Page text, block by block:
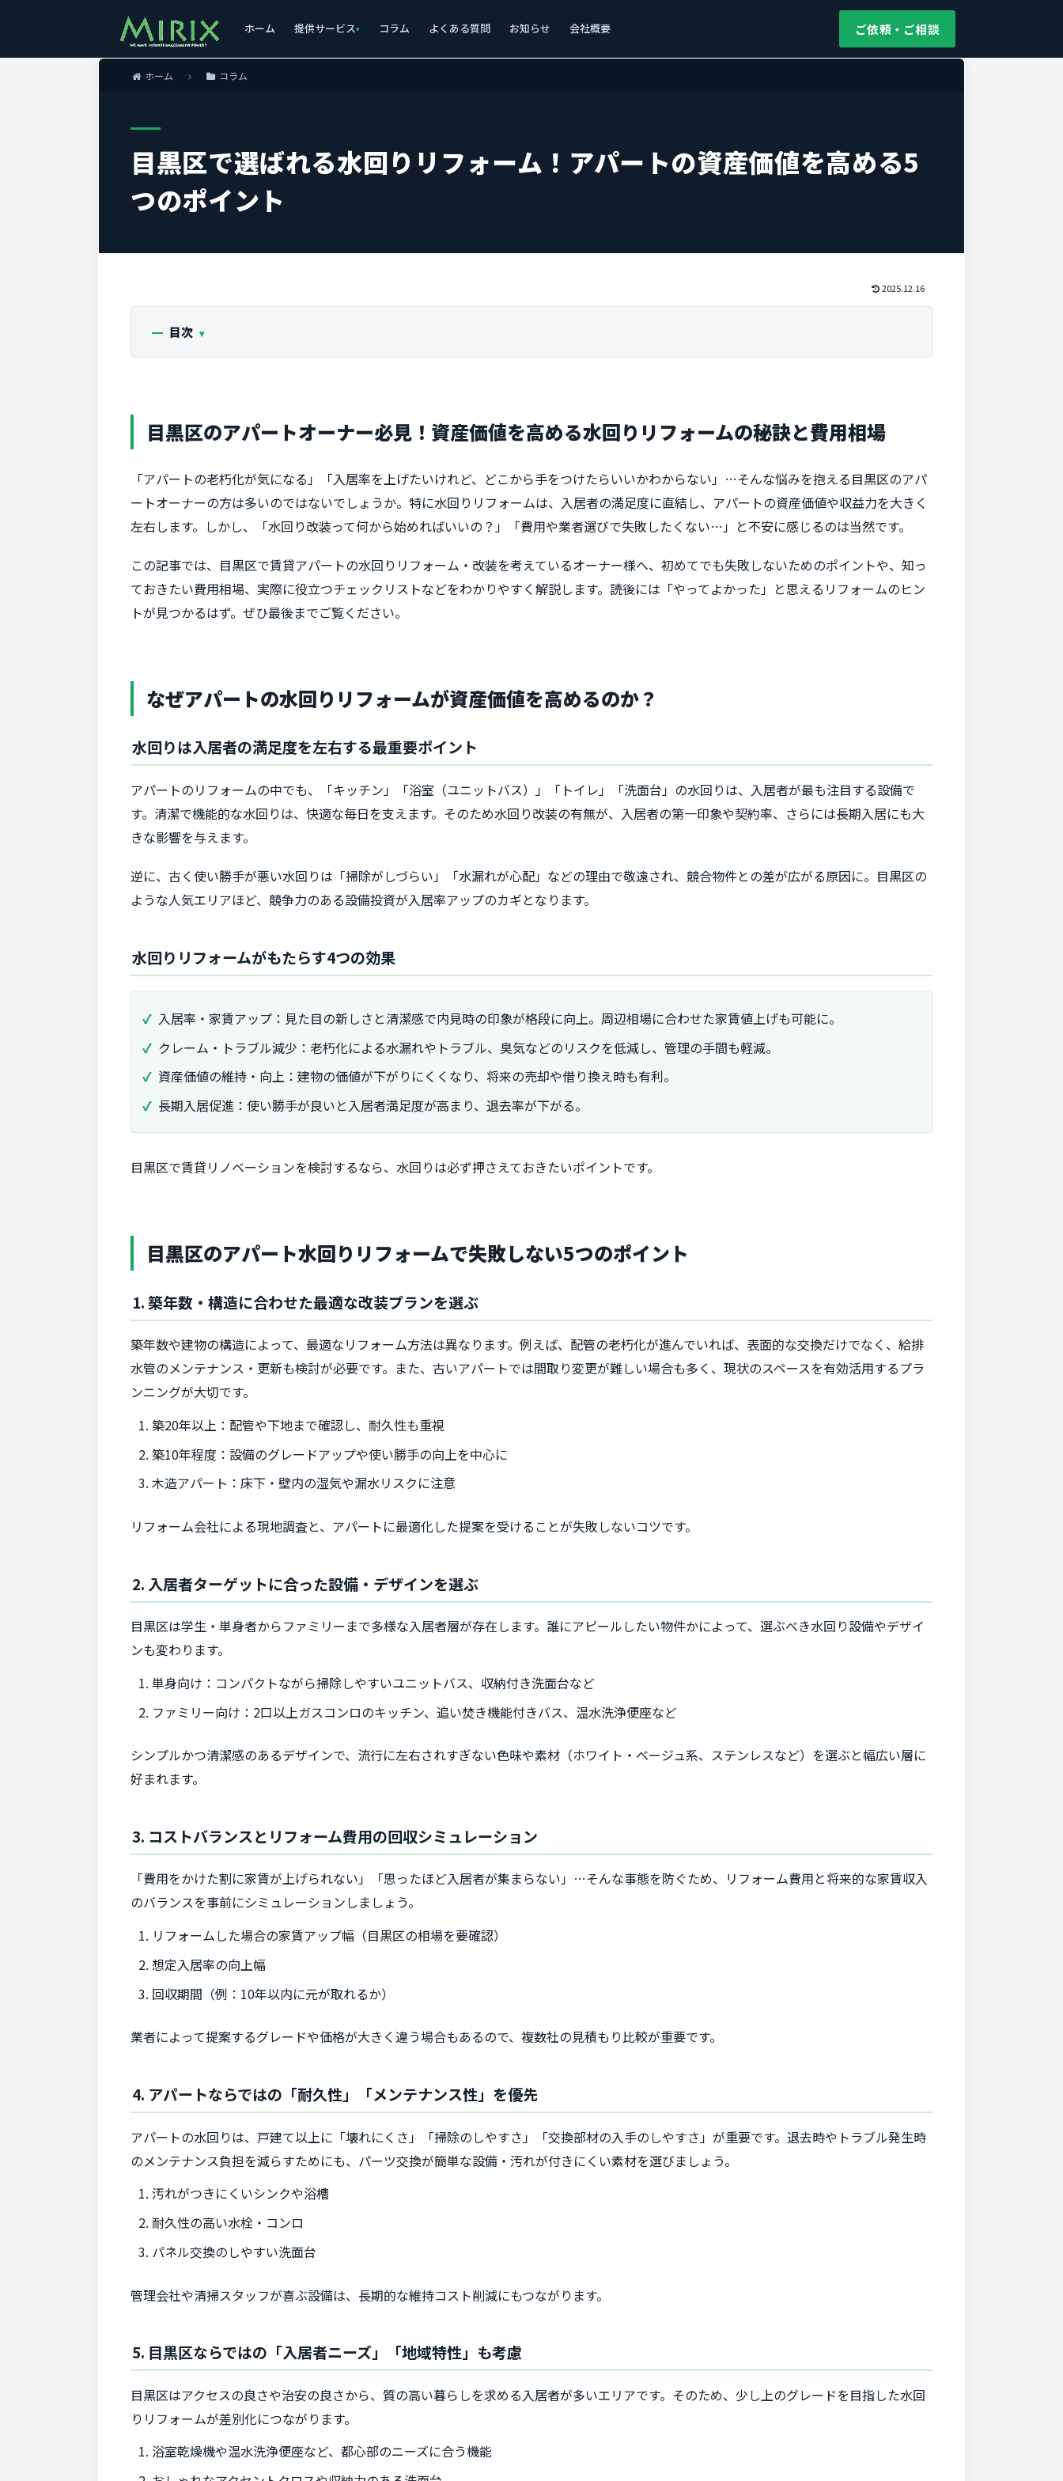
ご依頼・ご相談
ホーム 提供サービス コラム よくある質問 お知らせ 会社概要
ホーム コラム
目黒区で選ばれる水回りリフォーム！アパートの資産価値を高める5
つのポイント
2025.12.16
目次
目黒区のアパートオーナー必見！資産価値を高める水回りリフォームの秘訣と費用相場
「アパートの老朽化が気になる」「入居率を上げたいけれど、どこから手をつけたらいいかわからない」…そんな悩みを抱える目黒区のアパ
ートオーナーの方は多いのではないでしょうか。特に水回りリフォームは、入居者の満足度に直結し、アパートの資産価値や収益力を大きく
左右します。しかし、「水回り改装って何から始めればいいの？」「費用や業者選びで失敗したくない…」と不安に感じるのは当然です。
この記事では、目黒区で賃貸アパートの水回りリフォーム・改装を考えているオーナー様へ、初めてでも失敗しないためのポイントや、知っ
ておきたい費用相場、実際に役立つチェックリストなどをわかりやすく解説します。読後には「やってよかった」と思えるリフォームのヒン
トが見つかるはず。ぜひ最後までご覧ください。
なぜアパートの水回りリフォームが資産価値を高めるのか？
水回りは入居者の満足度を左右する最重要ポイント
アパートのリフォームの中でも、「キッチン」「浴室（ユニットバス）」「トイレ」「洗面台」の水回りは、入居者が最も注目する設備で
す。清潔で機能的な水回りは、快適な毎日を支えます。そのため水回り改装の有無が、入居者の第一印象や契約率、さらには長期入居にも大
きな影響を与えます。
逆に、古く使い勝手が悪い水回りは「掃除がしづらい」「水漏れが心配」などの理由で敬遠され、競合物件との差が広がる原因に。目黒区の
ような人気エリアほど、競争力のある設備投資が入居率アップのカギとなります。
水回りリフォームがもたらす4つの効果
入居率・家賃アップ：見た目の新しさと清潔感で内見時の印象が格段に向上。周辺相場に合わせた家賃値上げも可能に。
クレーム・トラブル減少：老朽化による水漏れやトラブル、臭気などのリスクを低減し、管理の手間も軽減。
資産価値の維持・向上：建物の価値が下がりにくくなり、将来の売却や借り換え時も有利。
長期入居促進：使い勝手が良いと入居者満足度が高まり、退去率が下がる。
目黒区で賃貸リノベーションを検討するなら、水回りは必ず押さえておきたいポイントです。
目黒区のアパート水回りリフォームで失敗しない5つのポイント
1. 築年数・構造に合わせた最適な改装プランを選ぶ
築年数や建物の構造によって、最適なリフォーム方法は異なります。例えば、配管の老朽化が進んでいれば、表面的な交換だけでなく、給排
水管のメンテナンス・更新も検討が必要です。また、古いアパートでは間取り変更が難しい場合も多く、現状のスペースを有効活用するプラ
ンニングが大切です。
築20年以上：配管や下地まで確認し、耐久性も重視
築10年程度：設備のグレードアップや使い勝手の向上を中心に
木造アパート：床下・壁内の湿気や漏水リスクに注意
リフォーム会社による現地調査と、アパートに最適化した提案を受けることが失敗しないコツです。
2. 入居者ターゲットに合った設備・デザインを選ぶ
目黒区は学生・単身者からファミリーまで多様な入居者層が存在します。誰にアピールしたい物件かによって、選ぶべき水回り設備やデザイ
ンも変わります。
単身向け：コンパクトながら掃除しやすいユニットバス、収納付き洗面台など
ファミリー向け：2口以上ガスコンロのキッチン、追い焚き機能付きバス、温水洗浄便座など
シンプルかつ清潔感のあるデザインで、流行に左右されすぎない色味や素材（ホワイト・ベージュ系、ステンレスなど）を選ぶと幅広い層に
好まれます。
3. コストバランスとリフォーム費用の回収シミュレーション
「費用をかけた割に家賃が上げられない」「思ったほど入居者が集まらない」…そんな事態を防ぐため、リフォーム費用と将来的な家賃収入
のバランスを事前にシミュレーションしましょう。
リフォームした場合の家賃アップ幅（目黒区の相場を要確認）
想定入居率の向上幅
回収期間（例：10年以内に元が取れるか）
業者によって提案するグレードや価格が大きく違う場合もあるので、複数社の見積もり比較が重要です。
4. アパートならではの「耐久性」「メンテナンス性」を優先
アパートの水回りは、戸建て以上に「壊れにくさ」「掃除のしやすさ」「交換部材の入手のしやすさ」が重要です。退去時やトラブル発生時
のメンテナンス負担を減らすためにも、パーツ交換が簡単な設備・汚れが付きにくい素材を選びましょう。
汚れがつきにくいシンクや浴槽
耐久性の高い水栓・コンロ
パネル交換のしやすい洗面台
管理会社や清掃スタッフが喜ぶ設備は、長期的な維持コスト削減にもつながります。
5. 目黒区ならではの「入居者ニーズ」「地域特性」も考慮
目黒区はアクセスの良さや治安の良さから、質の高い暮らしを求める入居者が多いエリアです。そのため、少し上のグレードを目指した水回
りリフォームが差別化につながります。
浴室乾燥機や温水洗浄便座など、都心部のニーズに合う機能